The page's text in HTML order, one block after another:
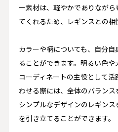
ー素材は、軽やかでありなが
てくれるため、レギンスとの相
カラーや柄についても、自分
ることができます。明るい色や
コーディネートの主役として
わせる際には、全体のバランス
シンプルなデザインのレギン
を引き立てることができます。